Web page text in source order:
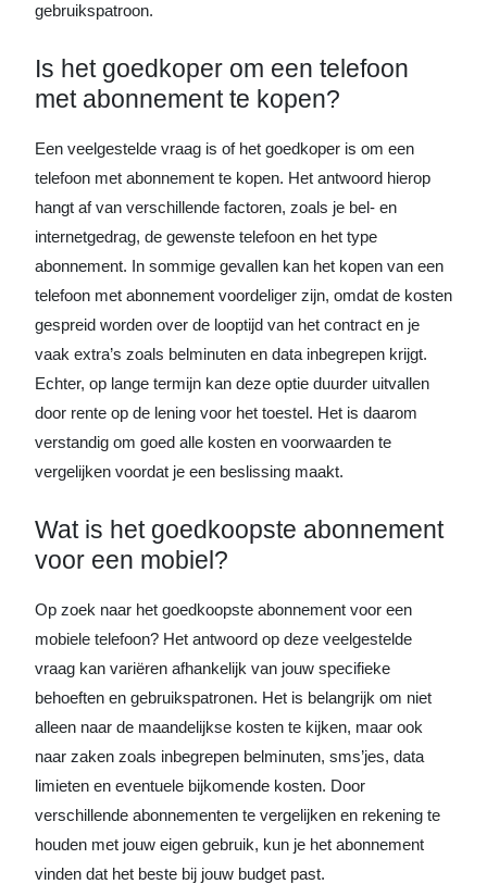
gebruikspatroon.
Is het goedkoper om een telefoon
met abonnement te kopen?
Een veelgestelde vraag is of het goedkoper is om een
telefoon met abonnement te kopen. Het antwoord hierop
hangt af van verschillende factoren, zoals je bel- en
internetgedrag, de gewenste telefoon en het type
abonnement. In sommige gevallen kan het kopen van een
telefoon met abonnement voordeliger zijn, omdat de kosten
gespreid worden over de looptijd van het contract en je
vaak extra’s zoals belminuten en data inbegrepen krijgt.
Echter, op lange termijn kan deze optie duurder uitvallen
door rente op de lening voor het toestel. Het is daarom
verstandig om goed alle kosten en voorwaarden te
vergelijken voordat je een beslissing maakt.
Wat is het goedkoopste abonnement
voor een mobiel?
Op zoek naar het goedkoopste abonnement voor een
mobiele telefoon? Het antwoord op deze veelgestelde
vraag kan variëren afhankelijk van jouw specifieke
behoeften en gebruikspatronen. Het is belangrijk om niet
alleen naar de maandelijkse kosten te kijken, maar ook
naar zaken zoals inbegrepen belminuten, sms’jes, data
limieten en eventuele bijkomende kosten. Door
verschillende abonnementen te vergelijken en rekening te
houden met jouw eigen gebruik, kun je het abonnement
vinden dat het beste bij jouw budget past.